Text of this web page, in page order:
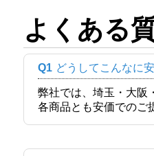
よくある
Q1 どうしてこんなに
弊社では、埼玉・大阪
各商品とも安価でのご